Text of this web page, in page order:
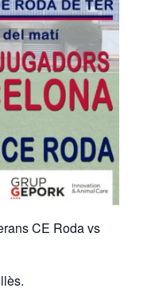
CE Roda vs